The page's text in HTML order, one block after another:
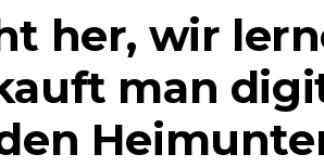
her, wir
man